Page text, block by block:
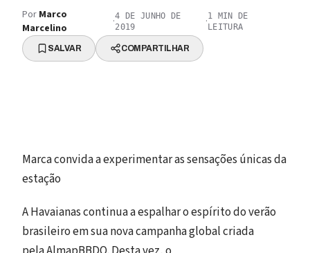
Por Marco
Marcelino
·4 DE JUNHO DE
2019
·1 MIN DE
LEITURA
SALVAR COMPARTILHAR
Marca convida a experimentar as sensações únicas da
estação
A Havaianas continua a espalhar o espírito do verão
brasileiro em sua nova campanha global criada